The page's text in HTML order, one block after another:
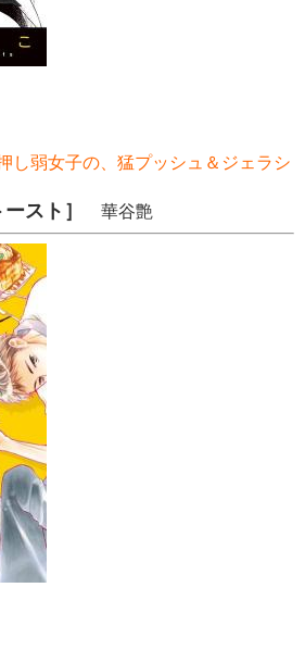
し弱女子の、猛プッシュ＆ジェラシ
スト］ 華谷艶